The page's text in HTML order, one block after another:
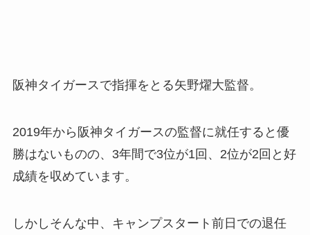
阪神タイガースで指揮をとる矢野燿大監督。
2019年から阪神タイガースの監督に就任すると優
勝はないものの、3年間で3位が1回、2位が2回と好
成績を収めています。
しかしそんな中、キャンプスタート前日での退任